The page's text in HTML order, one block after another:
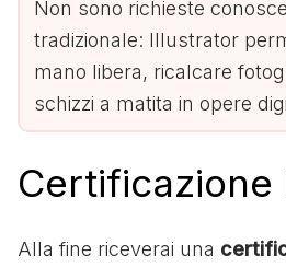
Non sono richieste
tradizionale: Illustrator
mano libera, ricalcare
schizzi a matita in opere
Certificazione
Alla fine riceverai una